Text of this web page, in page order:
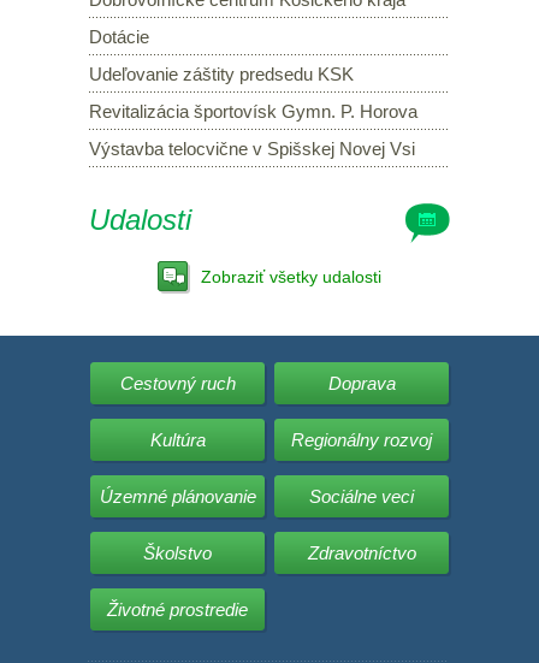
Dotácie
Udeľovanie záštity predsedu KSK
Revitalizácia športovísk Gymn. P. Horova
Výstavba telocvične v Spišskej Novej Vsi
Udalosti
Zobraziť všetky udalosti
Cestovný ruch Doprava
Kultúra Regionálny rozvoj
Územné plánovanie Sociálne veci
Školstvo Zdravotníctvo
Životné prostredie